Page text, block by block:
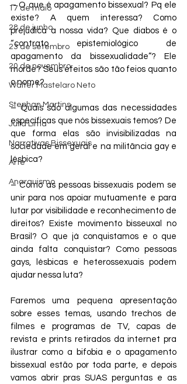
17 de maio
28 de junho
23 de setembro
20 de novembro
Walter Mastelaro Neto
Stephan Martins
Júlia Lima
Narrativas Bissexuais
Arte
Anarquismo
– O que é apagamento bissexual? Pq ele
existe? A quem interessa? Como
prejudica a nossa vida? Que diabos é o
“contrato epistemiológico de
apagamento da bissexualidade”? Ele
morde? Seus efeitos são tão feios quanto
o nome?
– Quais são algumas das necessidades
específicas que nós bissexuais temos? De
que forma elas são invisibilizadas na
sociedade em geral e na militãncia gay e
lésbica?
– Como as pessoas bissexuais podem se
unir para nos apoiar mutuamente e para
lutar por visibilidade e reconhecimento de
direitos? Existe movimento bisseuxal no
Brasil? O que já conquistamos e o que
ainda falta conquistar? Como pessoas
gays, lésbicas e heterossexuais podem
ajudar nessa luta?
Faremos uma pequena apresentação
sobre esses temas, usando trechos de
filmes e programas de TV, capas de
revista e prints retirados da internet pra
ilustrar como a bifobia e o apagamento
bissexual estão por toda parte, e depois
vamos abrir pras SUAS perguntas e as